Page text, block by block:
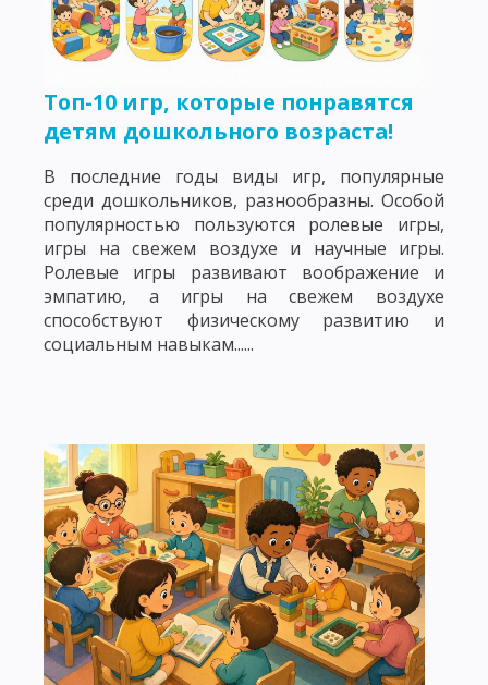
Топ-10 игр, которые понравятся
детям дошкольного возраста!
В последние годы виды игр, популярные
среди дошкольников, разнообразны. Особой
популярностью пользуются ролевые игры,
игры на свежем воздухе и научные игры.
Ролевые игры развивают воображение и
эмпатию, а игры на свежем воздухе
способствуют физическому развитию и
социальным навыкам......